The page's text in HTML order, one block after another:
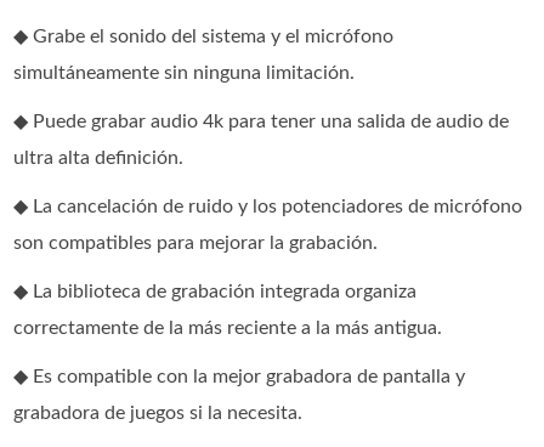
◆ Grabe el sonido del sistema y el micrófono
simultáneamente sin ninguna limitación.
◆ Puede grabar audio 4k para tener una salida de audio de
ultra alta definición.
◆ La cancelación de ruido y los potenciadores de micrófono
son compatibles para mejorar la grabación.
◆ La biblioteca de grabación integrada organiza
correctamente de la más reciente a la más antigua.
◆ Es compatible con la mejor grabadora de pantalla y
grabadora de juegos si la necesita.